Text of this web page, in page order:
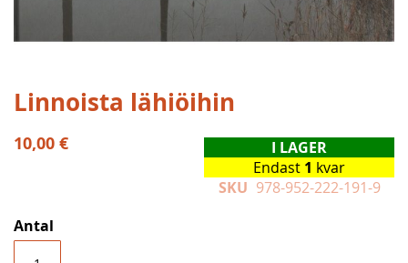
Hoppa
till
början
av
Linnoista lähiöihin
10,00 €
I LAGER
Endast 1 kvar
SKU 978-952-222-191-9
Antal